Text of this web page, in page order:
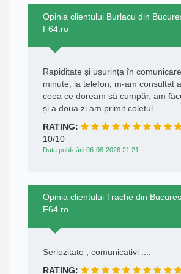
Opinia clientului Burlacu din
F64.ro
Rapiditate și ușurința în
minute, la telefon, m-am consultat
ceea ce doream să cumpăr, am
și a doua zi am primit coletul.
RATING:
10/10
Data publicării 06-08-2026 21:21
Opinia clientului Trache din
F64.ro
Seriozitate , comunicativi ....
RATING: